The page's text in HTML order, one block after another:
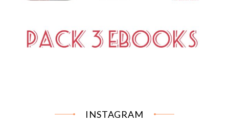
INSTAGRAM